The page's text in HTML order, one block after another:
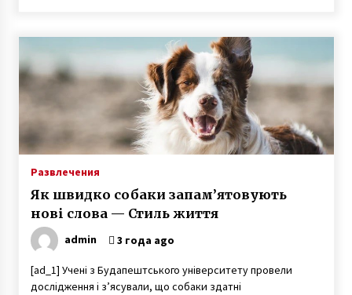
7 лет ago
Агентство знакомств с иностранцами —
киевлянка рассказала о работе фальшивой
невестой и своих заработках
7 лет ago
рождении у нее двойняшек
3 года ago
Игорь Руденя, живущий в Чернобыльской
6 лет ago
Развлечения
Як швидко собаки запам’ятовують
нові слова — Стиль життя
admin 3 года ago
[ad_1] Учені з Будапештського університету провели
дослідження і з’ясували, що собаки здатні